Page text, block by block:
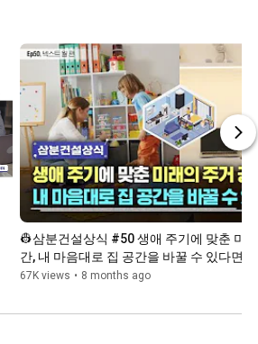
👷‍삼분건설상식 #50 생애 주기에 맞춘 미
간, 내 마음대로 집 공간을 바꿀 수 있다면?
67K views • 8 months ago